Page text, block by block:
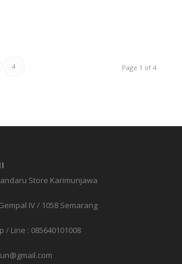
Page 1 of 4
4
Store Karimunjawa
IV / 1058 Semarang
/ Line : 085640101008